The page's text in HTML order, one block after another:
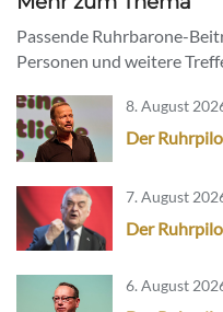
Passende Ruhrbarone-
Personen und weitere
8. August
Der
7. August
Der
6. August